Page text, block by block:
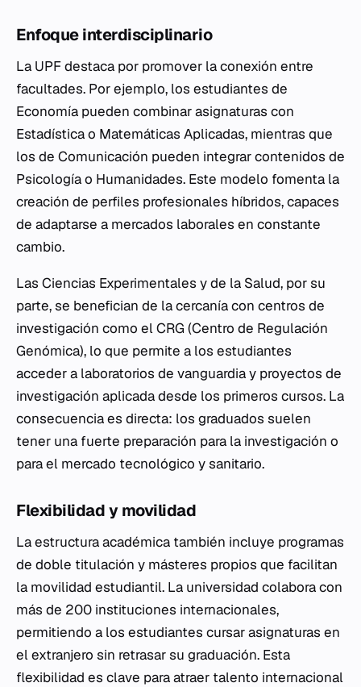
Enfoque interdisciplinario
La UPF destaca por promover la conexión entre
facultades. Por ejemplo, los estudiantes de
Economía pueden combinar asignaturas con
Estadística o Matemáticas Aplicadas, mientras que
los de Comunicación pueden integrar contenidos de
Psicología o Humanidades. Este modelo fomenta la
creación de perfiles profesionales híbridos, capaces
de adaptarse a mercados laborales en constante
cambio.
Las Ciencias Experimentales y de la Salud, por su
parte, se benefician de la cercanía con centros de
investigación como el CRG (Centro de Regulación
Genómica), lo que permite a los estudiantes
acceder a laboratorios de vanguardia y proyectos de
investigación aplicada desde los primeros cursos. La
consecuencia es directa: los graduados suelen
tener una fuerte preparación para la investigación o
para el mercado tecnológico y sanitario.
Flexibilidad y movilidad
La estructura académica también incluye programas
de doble titulación y másteres propios que facilitan
la movilidad estudiantil. La universidad colabora con
más de 200 instituciones internacionales,
permitiendo a los estudiantes cursar asignaturas en
el extranjero sin retrasar su graduación. Esta
flexibilidad es clave para atraer talento internacional